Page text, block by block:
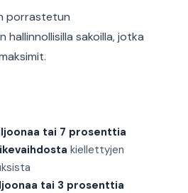
porrastetun
hallinnollisilla sakoilla, jotka
tai 7 prosenttia
kiellettyjen
tai 3 prosenttia